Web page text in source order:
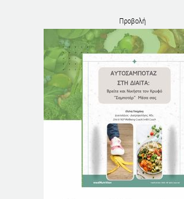
Προβολή